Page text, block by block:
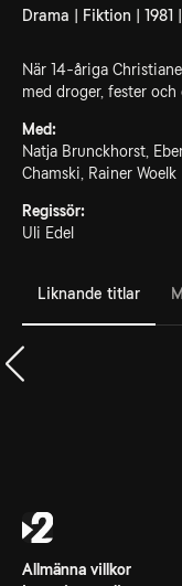
Drama | Fiktion | 1981
När 14-åriga
med droger, fester och
Med:
Natja Brunckhorst,
Chamski, Rainer Woelk
Regissör:
Uli Edel
Liknande titlar
Allmänna villkor